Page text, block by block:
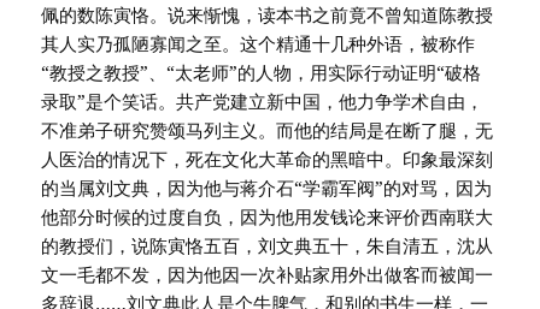
佩的数陈寅恪。说来惭愧，读本书之前竟不曾知道陈教授
其人实乃孤陋寡闻之至。这个精通十几种外语，被称作
“教授之教授”、“太老师”的人物，用实际行动证明“破格
录取”是个笑话。共产党建立新中国，他力争学术自由，
不准弟子研究赞颂马列主义。而他的结局是在断了腿，无
人医治的情况下，死在文化大革命的黑暗中。印象最深刻
的当属刘文典，因为他与蒋介石“学霸军阀”的对骂，因为
他部分时候的过度自负，因为他用发钱论来评价西南联大
的教授们，说陈寅恪五百，刘文典五十，朱自清五，沈从
文一毛都不发，因为他因一次补贴家用外出做客而被闻一
多辞退……刘文典此人是个牛脾气，和别的书生一样，一